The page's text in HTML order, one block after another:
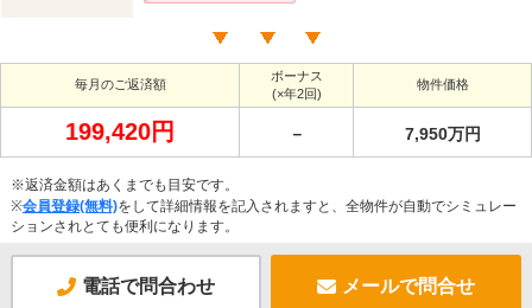
毎月のご返済額
ボーナス
(×年2回)
物件価格
199,420円 － 7,950万円
※返済金額はあくまでも目安です。
※会員登録(無料)をして詳細情報を記入されますと、全物件が自動でシミュレー
ションされとても便利になります。
電話で問合わせ メールで問合せ